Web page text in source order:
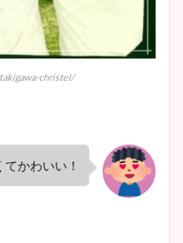
christel/
かわいい！